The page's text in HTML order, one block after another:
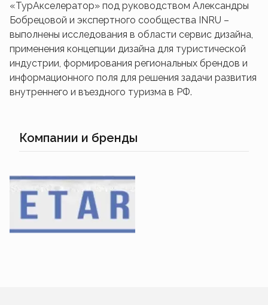
«ТурАкселератор» под руководством Александры
Бобрецовой и экспертного сообщества INRU –
выполнены исследования в области сервис дизайна,
применения концепции дизайна для туристической
индустрии, формирования региональных брендов и
информационного поля для решения задачи развития
внутреннего и въездного туризма в РФ.
Компании и бренды